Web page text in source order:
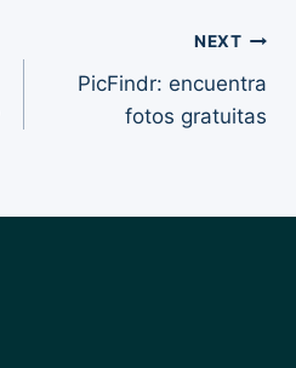
NEXT
PicFindr: encuentra
fotos gratuitas